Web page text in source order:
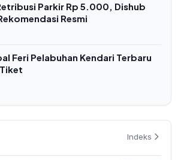
Parkir Rp 5.000, Dishub
Resmi
Feri Pelabuhan Kendari Terbaru
Indeks